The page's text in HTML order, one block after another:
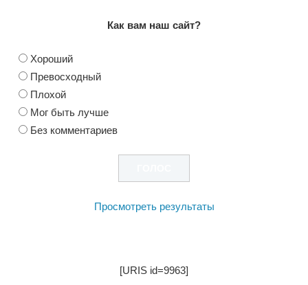
Как вам наш сайт?
Хороший
Превосходный
Плохой
Мог быть лучше
Без комментариев
Просмотреть результаты
[URIS id=9963]